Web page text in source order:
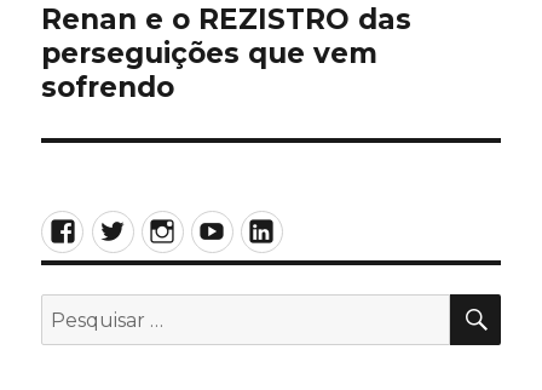
Próximo
post:
Renan e o REZISTRO das
perseguições que vem
sofrendo
Facebook
TwitterInstagram
YouTubeLinkedIn
Pesquisar